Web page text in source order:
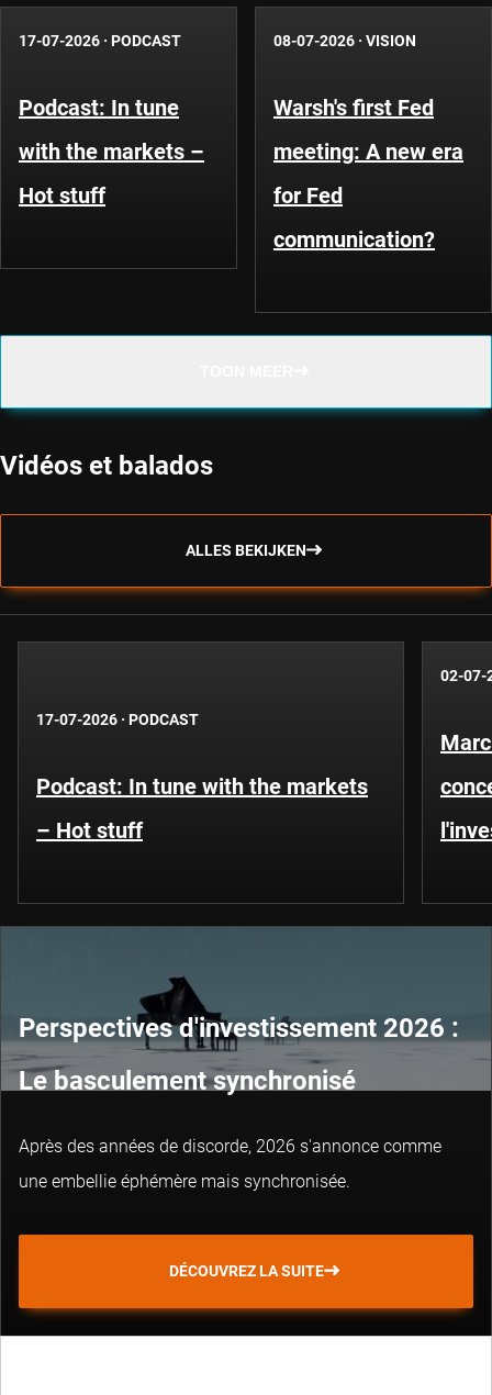
17-07-2026 · PODCAST
Podcast: In tune
with the markets –
Hot stuff
08-07-2026 · VISION
Warsh's first Fed
meeting: A new era
for Fed
communication?
Vidéos et balados
ALLES BEKIJKEN
17-07-2026 · PODCAST
Podcast: In tune with the markets
– Hot stuff
02-07-
Perspectives d'investissement 2026 :
Le basculement synchronisé
Après des années de discorde, 2026 s'annonce comme
une embellie éphémère mais synchronisée.
DÉCOUVREZ LA SUITE